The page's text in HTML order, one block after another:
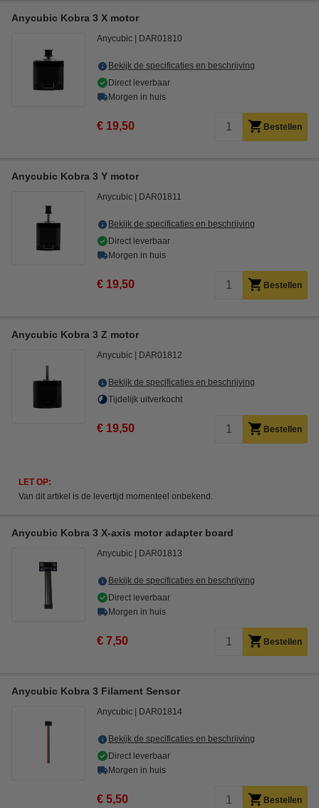
Anycubic Kobra 3 X motor
Anycubic DAR01810
Bekijk de specificaties en beschrijving
Direct leverbaar
Morgen in huis
€ 19,50 Bestellen
Anycubic Kobra 3 Y motor
Anycubic DAR01811
Bekijk de specificaties en beschrijving
Direct leverbaar
Morgen in huis
€ 19,50 Bestellen
Anycubic Kobra 3 Z motor
Anycubic DAR01812
Bekijk de specificaties en beschrijving
Tijdelijk uitverkocht
€ 19,50 Bestellen
LET OP:
Van dit artikel is de levertijd momenteel onbekend.
Anycubic Kobra 3 X-axis motor adapter board
Anycubic DAR01813
Bekijk de specificaties en beschrijving
Direct leverbaar
Morgen in huis
€ 7,50 Bestellen
Anycubic Kobra 3 Filament Sensor
Anycubic DAR01814
Bekijk de specificaties en beschrijving
Direct leverbaar
Morgen in huis
€ 5,50 Bestellen